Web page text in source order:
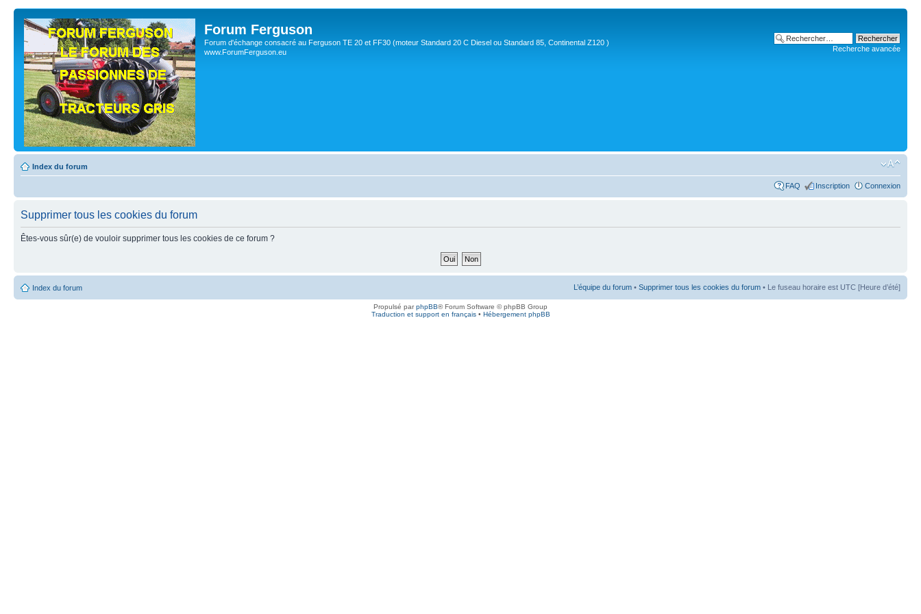
Forum Ferguson
Forum d'échange consacré au Ferguson TE 20 et FF30 (moteur Standard 20 C Diesel ou Standard 85, Continental Z120 )
www.ForumFerguson.eu
Recherche avancée
Index du forum
FAQ Inscription Connexion
Supprimer tous les cookies du forum
Êtes-vous sûr(e) de vouloir supprimer tous les cookies de ce forum ?
Index du forum L’équipe du forum • Supprimer tous les cookies du forum • Le fuseau horaire est UTC [Heure d’été]
Propulsé parphpBB® Forum Software © phpBB Group
Traduction et support en français• Hébergement phpBB